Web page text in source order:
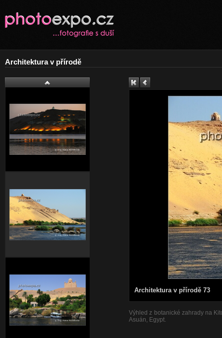
Architektura v přírodě
Architektura v přírodě 73
Výhled z botanické zahrady na
Asuán, Egypt.